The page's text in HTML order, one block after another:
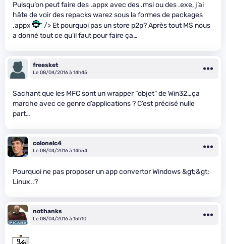
Puisqu’on peut faire des .appx avec des .msi ou des .exe, j’ai
hâte de voir des repacks warez sous la formes de packages
.appx
" /> Et pourquoi pas un store p2p? Après tout MS nous
a donné tout ce qu’il faut pour faire ça…
freesket
Le 08/04/2016 à 14h45
Sachant que les MFC sont un wrapper “objet” de Win32…ça
marche avec ce genre d’applications ? C’est précisé nulle
part…
colonelc4
Le 08/04/2016 à 14h54
Pourquoi ne pas proposer un app convertor Windows &gt;&gt;
Linux..?
nothanks
Le 08/04/2016 à 15h10